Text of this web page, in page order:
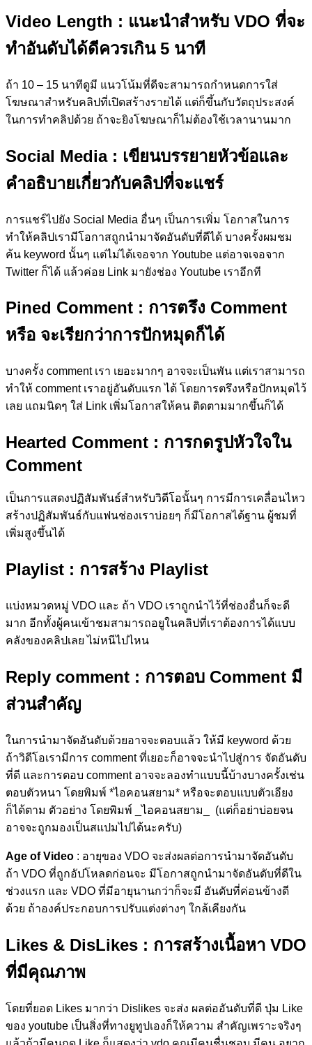
Video Length : แนะนำสำหรับ VDO ที่จะ
ทำอันดับได้ดีควรเกิน 5 นาที
ถ้า 10 – 15 นาทีดูมี แนวโน้มที่ดีจะสามารถกำหนดการใส่
โฆษณาสำหรับคลิปที่เปิดสร้างรายได้ แต่ก็ขึ้นกับวัตถุประสงค์
ในการทำคลิปด้วย ถ้าจะยิงโฆษณาก็ไม่ต้องใช้เวลานานมาก
Social Media: เขียนบรรยายหัวข้อและ
คำอธิบายเกี่ยวกับคลิปที่จะแชร์
การแชร์ไปยัง Social Media อื่นๆ เป็นการเพิ่ม โอกาสในการ
ทำให้คลิปเรามีโอกาสถูกนำมาจัดอันดับที่ดีได้ บางครั้งผมชม
ค้น keyword นั้นๆ แต่ไม่ได้เจอจาก Youtube แต่อาจเจอจาก
Twitter ก็ได้ แล้วค่อย Link มายังช่อง Youtube เราอีกที
Pined Comment : การตรึง Comment
หรือ จะเรียกว่าการปักหมุดก็ได้
บางครั้ง comment เรา เยอะมากๆ อาจจะเป็นพัน แต่เราสามารถ
ทำให้ comment เราอยู่อันดับแรก ได้ โดยการตรึงหรือปักหมุดไว้
เลย แถมนิดๆ ใส่ Link เพิ่มโอกาสให้คน ติดตามมากขึ้นก็ได้
Hearted Comment : การกดรูปหัวใจใน
Comment
เป็นการแสดงปฏิสัมพันธ์สำหรับวิดีโอนั้นๆ การมีการเคลื่อนไหว
สร้างปฏิสัมพันธ์กับแฟนช่องเราบ่อยๆ ก็มีโอกาสได้ฐาน ผู้ชมที่
เพิ่มสูงขึ้นได้
Playlist : การสร้าง Playlist
แบ่งหมวดหมู่ VDO และ ถ้า VDO เราถูกนำไว้ที่ช่องอื่นก็จะดี
มาก อีกทั้งผู้คนเข้าชมสามารถอยูในคลิปที่เราต้องการได้แบบ
คลังของคลิปเลย ไม่หนีไปไหน
Reply comment : การตอบ Comment มี
ส่วนสำคัญ
ในการนำมาจัดอันดับด้วยอาจจะตอบแล้ว ให้มี keyword ด้วย
ถ้าวิดีโอเรามีการ comment ที่เยอะก็อาจจะนำไปสู่การ จัดอันดับ
ที่ดี และการตอบ comment อาจจะลองทำแบบนี้บ้างบางครั้งเช่น
ตอบตัวหนา โดยพิมพ์ *ไอคอนสยาม* หรือจะตอบแบบตัวเอียง
ก็ได้ตาม ตัวอย่าง โดยพิมพ์ _ไอคอนสยาม_ (แต่ก็อย่าบ่อยจน
อาจจะถูกมองเป็นสแปมไปได้นะครับ)
Age of Video : อายุของ VDO จะส่งผลต่อการนำมาจัดอันดับ
ถ้า VDO ที่ถูกอัปโหลดก่อนจะ มีโอกาสถูกนำมาจัดอันดับที่ดีใน
ช่วงแรก และ VDO ที่มีอายุนานกว่าก็จะมี อันดับที่ค่อนข้างดี
ด้วย ถ้าองค์ประกอบการปรับแต่งต่างๆ ใกล้เคียงกัน
Likes & DisLikes : การสร้างเนื้อหา VDO
ที่มีคุณภาพ
โดยที่ยอด Likes มากว่า Dislikes จะส่ง ผลต่ออันดับที่ดี ปุ่ม Like
ของ youtube เป็นสิ่งที่ทางยูทูปเองก็ให้ความ สำคัญเพราะจริงๆ